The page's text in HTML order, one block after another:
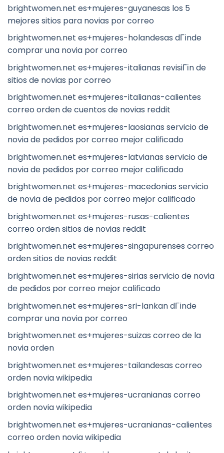
brightwomen.net es+mujeres-guyanesas los 5
mejores sitios para novias por correo
brightwomen.net es+mujeres-holandesas dГіnde
comprar una novia por correo
brightwomen.net es+mujeres-italianas revisiГіn de
sitios de novias por correo
brightwomen.net es+mujeres-italianas-calientes
correo orden de cuentos de novias reddit
brightwomen.net es+mujeres-laosianas servicio de
novia de pedidos por correo mejor calificado
brightwomen.net es+mujeres-latvianas servicio de
novia de pedidos por correo mejor calificado
brightwomen.net es+mujeres-macedonias servicio
de novia de pedidos por correo mejor calificado
brightwomen.net es+mujeres-rusas-calientes
correo orden sitios de novias reddit
brightwomen.net es+mujeres-singapurenses correo
orden sitios de novias reddit
brightwomen.net es+mujeres-sirias servicio de novia
de pedidos por correo mejor calificado
brightwomen.net es+mujeres-sri-lankan dГіnde
comprar una novia por correo
brightwomen.net es+mujeres-suizas correo de la
novia orden
brightwomen.net es+mujeres-tailandesas correo
orden novia wikipedia
brightwomen.net es+mujeres-ucranianas correo
orden novia wikipedia
brightwomen.net es+mujeres-ucranianas-calientes
correo orden novia wikipedia